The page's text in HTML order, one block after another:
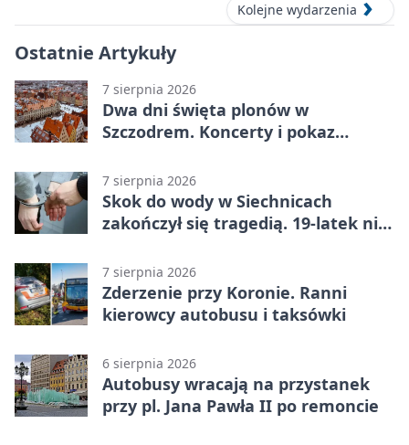
Kolejne wydarzenia
Ostatnie Artykuły
7 sierpnia 2026
Dwa dni święta plonów w
Szczodrem. Koncerty i pokaz
7 sierpnia 2026
Skok do wody w Siechnicach
zakończył się tragedią. 19-latek nie
7 sierpnia 2026
Zderzenie przy Koronie. Ranni
kierowcy autobusu i taksówki
6 sierpnia 2026
Autobusy wracają na przystanek
przy pl. Jana Pawła II po remoncie